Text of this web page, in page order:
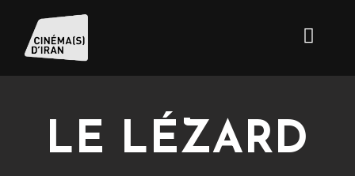
LE LÉZARD